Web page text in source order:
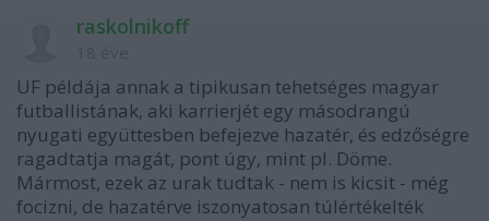
raskolnikoff
UF példája annak a tipikusan tehetséges magyar
futballistának, aki karrierjét egy másodrangú
nyugati együttesben befejezve hazatér, és edzőségre
ragadtatja magát, pont úgy, mint pl. Döme.
Mármost, ezek az urak tudtak - nem is kicsit - még
focizni, de hazatérve iszonyatosan túlértékelték